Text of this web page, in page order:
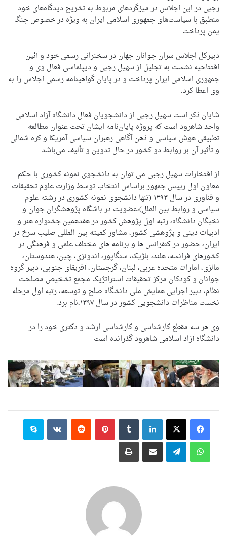
رجبی در این اجلاس در میزگردهای مربوط به تشریح دیدگاه‌های خود
منطبق با سیاست‌های جمهوری اسلامی ایران به ویژه در خصوص جنگ
یمن پرداخت.
دبیرکل اجلاس سران جوانان جهان در سخنرانی رسمی خود و آئین
افتتاحیه نشست به تجلیل از سهیل رجبی و دیپلماسی فعال وی و
جمهوری اسلامی ایران پرداخت و در پایان گواهینامه رسمی اجلاس را به
وی اعطا کرد.
شایان ذکر است سهیل رجبی از دانشجویان فعال دانشگاه آزاد اسلامی
واحد شاهرود است که پروژه پایان‌نامه ایشان تحت عنوان مطالعه
تطبیقی هوش سیاسی و ذهن آگاهی رهبران سیاسی آمریکا و کره شمالی
و تأثیر آن بر روابط دو کشور در حال تدوین و تألیف می‌باشد.
از افتخارات سهیل رجبی می توان به دانشجوی نمونه کشوری با حکم
معاون اول رییس جمهور براساس انتخاب توسط وزارت علوم تحقیقات
و فناوری در سال ۱۳۹۳ (تنها دانشجوی نمونه کشوری در رشته علوم
سیاسی و روابط بین الملل)،عضویت در باشگاه پژوهشگران جوان و
نخبگان دانشگاه، رتبه اول پژوهش کشور در هفدهمین جشنواره هنر و
ادبیات دینی و پژوهشی کشور، مشاور کمیته بین المللی صلیب سرخ در
ایران، حضور در کنفرانس ها و برنامه های مختلف علمی و فرهنگی در
کشورهای فرانسه، هلند، بلژیک، سنگاپور، اندونزی، چین، هندوستان،
مالزی، امارات متحده عربی، لبنان، گرجستان، آفریقای جنوبی، دبیر گروه
جوانان و کودکان مرکز تحقیقات استراتژیک مجمع تشخیص مصلحت
نظام، دبیر اجرایی همایش ملی دانشگاه صلح و توسعه، رتبه اول مرحله
نخست مناظرات دانشجویی کشور در سال ۱۳۹۷،نام برد.
وی هر سه مقطع کارشناسی و کارشناسی ارشد و دکتری خود را در
دانشگاه آزاد اسلامی شاهرود گذرانده است
لینکدین ‫تامبلر ‫پین‌ترست‫رددیت ‫VKontakteاسکایپ
واتس آپ
تلگرام اشتراک گذاری از طریق ایمیل چاپ